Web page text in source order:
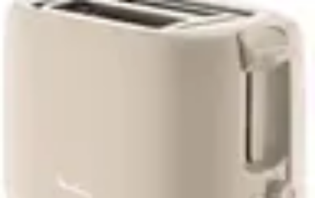
Teint Parfait
Soin du TeintRoutine de soinProduits de BeautéAstuces et